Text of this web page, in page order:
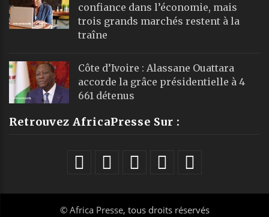
confiance dans l’économie, mais
trois grands marchés restent à la
traîne
Côte d’Ivoire : Alassane Ouattara
accorde la grâce présidentielle à 4
661 détenus
Retrouvez AfricaPresse Sur :
© Africa Presse, tous droits réservés